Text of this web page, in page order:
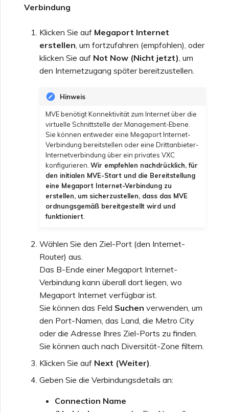
Verbindung
Klicken Sie auf Megaport Internet
erstellen , um fortzufahren (empfohlen), oder
klicken Sie auf Not Now (Nicht jetzt) , um
den Internetzugang später bereitzustellen.
Hinweis
MVE benötigt Konnektivität zum Internet über die
virtuelle Schnittstelle der Management-Ebene.
Sie können entweder eine Megaport Internet-
Verbindung bereitstellen oder eine Drittanbieter-
Internetverbindung über ein privates VXC
konfigurieren. Wir empfehlen nachdrücklich, für
den initialen MVE-Start und die Bereitstellung
eine Megaport Internet-Verbindung zu
erstellen, um sicherzustellen, dass das MVE
ordnungsgemäß bereitgestellt wird und
funktioniert
Wählen Sie den Ziel-Port (den Internet-
Router) aus.
Das B-Ende einer Megaport Internet-
Verbindung kann überall dort liegen, wo
Megaport Internet verfügbar ist.
Sie können das Feld Suchen verwenden, um
den Port-Namen, das Land, die Metro City
oder die Adresse Ihres Ziel-Ports zu finden.
Sie können auch nach Diversität-Zone filtern.
Klicken Sie auf Next (Weiter).
Geben Sie die Verbindungsdetails an:
Connection Name